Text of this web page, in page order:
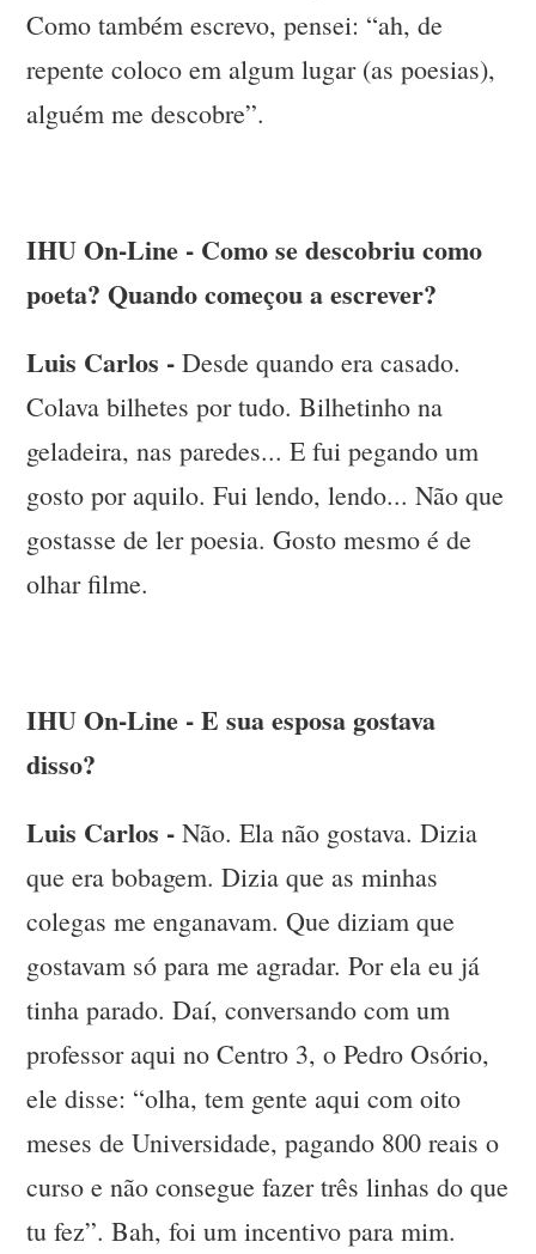
Como também escrevo, pensei: “ah, de
repente coloco em algum lugar (as poesias),
alguém me descobre”.
IHU On-Line - Como se descobriu como
poeta? Quando começou a escrever?
Luis Carlos - Desde quando era casado.
Colava bilhetes por tudo. Bilhetinho na
geladeira, nas paredes... E fui pegando um
gosto por aquilo. Fui lendo, lendo... Não que
gostasse de ler poesia. Gosto mesmo é de
olhar filme.
IHU On-Line - E sua esposa gostava
disso?
Luis Carlos - Não. Ela não gostava. Dizia
que era bobagem. Dizia que as minhas
colegas me enganavam. Que diziam que
gostavam só para me agradar. Por ela eu já
tinha parado. Daí, conversando com um
professor aqui no Centro 3, o Pedro Osório,
ele disse: “olha, tem gente aqui com oito
meses de Universidade, pagando 800 reais o
curso e não consegue fazer três linhas do que
tu fez”. Bah, foi um incentivo para mim.